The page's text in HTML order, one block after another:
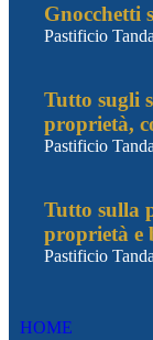
Gnocchetti
Pastificio
Tutto sugli
proprietà,
Pastificio
Tutto sulla
proprietà e
Pastificio
HOME